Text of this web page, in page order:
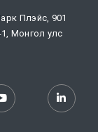
Плэйс, 901
Монгол улс